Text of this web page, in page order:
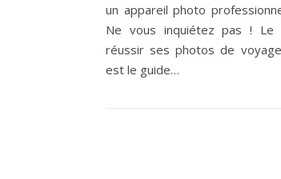
un appareil photo
Ne vous inquiétez pas ! Le
réussir ses photos de
est le guide…